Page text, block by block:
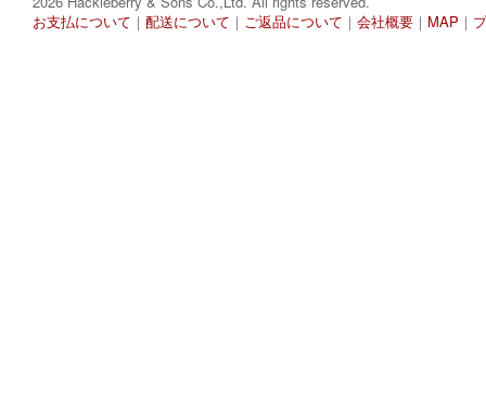
お支払について ｜ 配送について ｜ ご返品について ｜ 会社概要 ｜ MAP ｜